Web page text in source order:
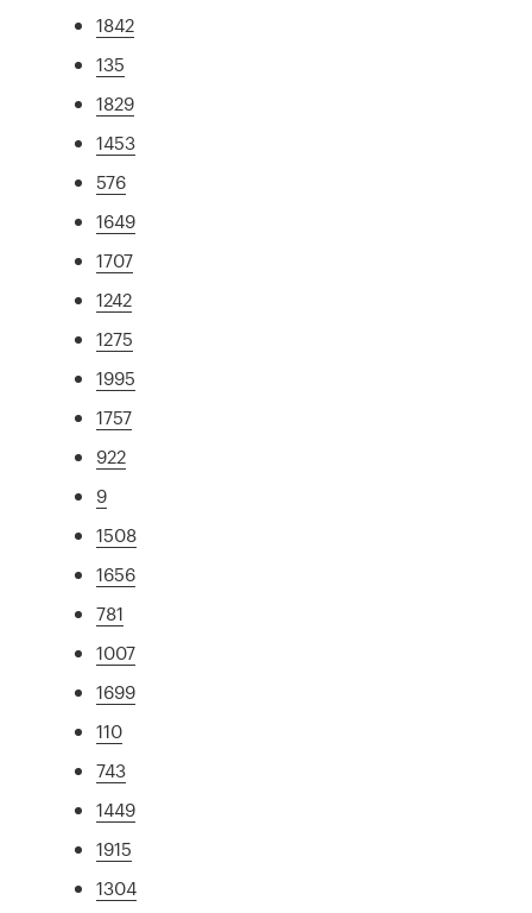
1842
135
1829
1453
576
1649
1707
1242
1275
1995
1757
922
9
1508
1656
781
1007
1699
110
743
1449
1915
1304